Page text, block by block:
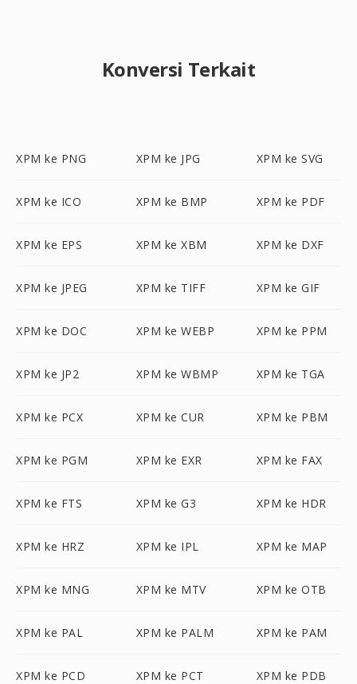
Konversi Terkait
XPM ke PNG XPM ke JPG XPM ke SVG
XPM ke ICO XPM ke BMP XPM ke PDF
XPM ke EPS XPM ke XBM XPM ke DXF
XPM ke JPEG XPM ke TIFF XPM ke GIF
XPM ke DOC XPM ke WEBP XPM ke PPM
XPM ke JP2 XPM ke WBMP XPM ke TGA
XPM ke PCX XPM ke CUR XPM ke PBM
XPM ke PGM XPM ke EXR XPM ke FAX
XPM ke FTS XPM ke G3 XPM ke HDR
XPM ke HRZ XPM ke IPL XPM ke MAP
XPM ke MNG XPM ke MTV XPM ke OTB
XPM ke PAL XPM ke PALM XPM ke PAM
XPM ke PCD XPM ke PCT XPM ke PDB